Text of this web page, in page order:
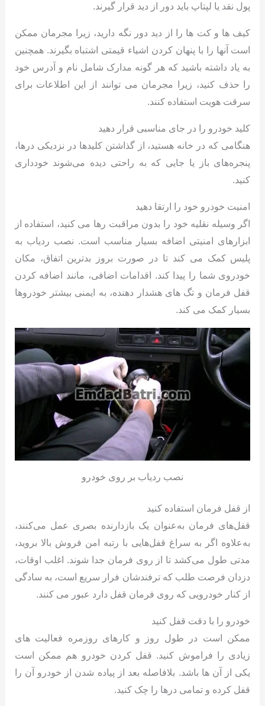
پول نقد یا لپتاپ باید دور از دید قرار گیرند.
کیف ها و کت ها را از دید دور نگه دارید، زیرا مجرمان ممکن
است آنها را با پنهان کردن اشیاء قیمتی اشتباه بگیرند. همچنین
به یاد داشته باشید که هر گونه مدارک شامل نام و آدرس خود
را حذف کنید، زیرا مجرمان می توانند از این اطلاعات برای
سرقت هویت استفاده کنند.
کلید خودرو را در جای مناسبی قرار دهید
هنگامی که در خانه هستید، از گذاشتن کلیدها در نزدیکی درها،
پنجره‌های باز یا جایی که به راحتی دیده می‌شوند خودداری
کنید.
امنیت خودرو خود را ارتقا دهید
اگر وسیله نقلیه خود را بدون مراقبت رها می کنید، استفاده از
ابزارهای امنیتی اضافه بسیار مناسب است. نصب ردیاب به
پلیس کمک می کند تا در صورت بروز بدترین اتفاق، مکان
خودروی شما را پیدا کند. اقدامات اضافی، مانند اضافه کردن
قفل فرمان و تگ های هشدار دهنده، به ایمنی بیشتر خودروها
بسیار کمک می کند.
نصب ردیاب بر روی خودرو
از قفل فرمان استفاده کنید
قفل‌های فرمان به‌عنوان یک بازدارنده بصری عمل می‌کنند،
به‌علاوه اگر به سراغ قفل‌هایی با رتبه امن فروش بالا بروید،
مدتی طول می‌کشد تا از روی فرمان جدا شوند. اغلب اوقات،
دزدان فرصت طلب که ترفندشان فرار سریع است، به سادگی
از کنار خودرویی که روی فرمان قفل دارد عبور می کنند.
خودرو را با دقت قفل کنید
ممکن است در طول روز و کارهای روزمره فعالیت های
زیادی را فراموش کنید. قفل کردن خودرو هم ممکن است
یکی از آن ها باشد. بلافاصله بعد از پیاده شدن از خودرو آن را
قفل کرده و تمامی درها را چک کنید.